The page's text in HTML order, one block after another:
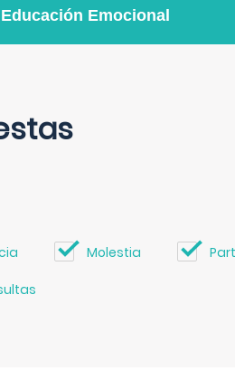
Educación Emocional
Molestia